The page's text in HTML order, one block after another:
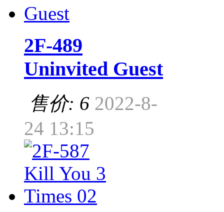
2F-489
Uninvited Guest
售价: 6 2022-8-
24 13:15